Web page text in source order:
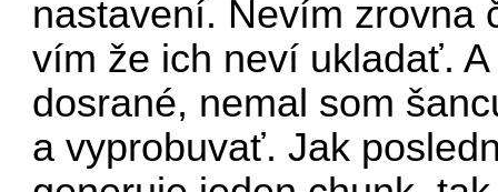
nastavení. Nevím zrovna
vím že ich neví ukladať.
dosrané, nemal som
a vyprobuvať. Jak